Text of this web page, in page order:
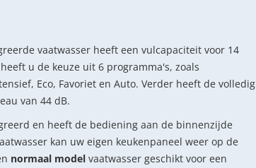
vaatwasser heeft een vulcapaciteit voor 14
u de keuze uit 6 programma's, zoals
Eco, Favoriet en Auto. Verder heeft de volledig
van 44 dB.
en heeft de bediening aan de binnenzijde
kan uw eigen keukenpaneel weer op de
normaal model vaatwasser geschikt voor een